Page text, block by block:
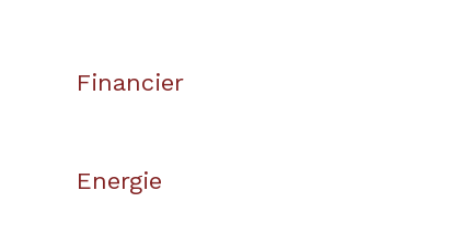
Financier
Energie